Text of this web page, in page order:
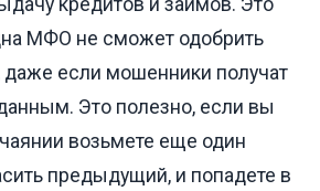
кредитов и займов. Это
МФО не сможет одобрить
если мошенники получат
Это полезно, если вы
возьмете еще один
предыдущий, и попадете в